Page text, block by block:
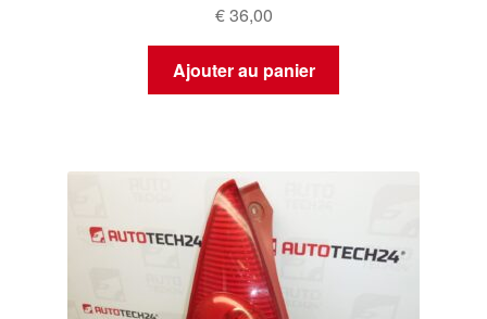
€36,00
Ajouter au panier